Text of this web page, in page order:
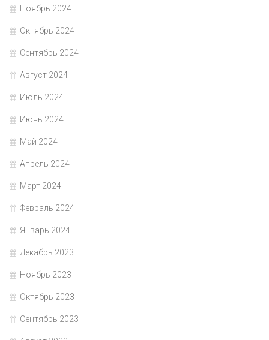
Ноябрь 2024
Октябрь 2024
Сентябрь 2024
Август 2024
Июль 2024
Июнь 2024
Май 2024
Апрель 2024
Март 2024
Февраль 2024
Январь 2024
Декабрь 2023
Ноябрь 2023
Октябрь 2023
Сентябрь 2023